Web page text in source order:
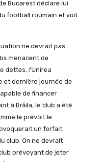
Bucarest déclare lui
football roumain et voit
ne devrait pas
menacent de
dettes, l’Unirea
et dernière journée de
de financer
à Brăila, le club a été
le prévoit le
un forfait
club. On ne devrait
prévoyant de jeter